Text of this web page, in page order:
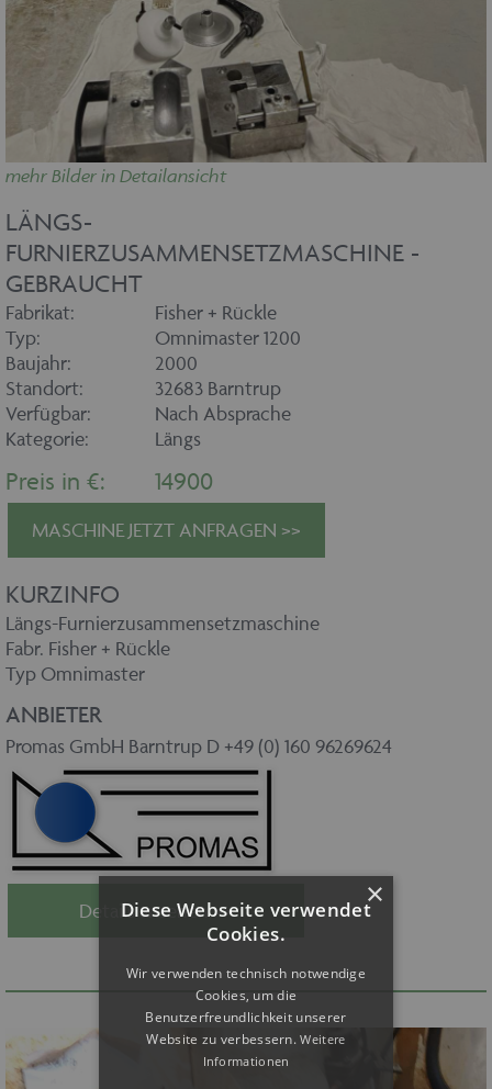
mehr Bilder in Detailansicht
LÄNGS-
FURNIERZUSAMMENSETZMASCHINE -
GEBRAUCHT
Fabrikat:
Fisher + Rückle
Typ:
Omnimaster 1200
Baujahr:
2000
Standort:
32683 Barntrup
Verfügbar:
Nach Absprache
Kategorie:
Längs
Preis in €: 14900
MASCHINE JETZT ANFRAGEN >>
KURZINFO
Längs-Furnierzusammensetzmaschine
Fabr. Fisher + Rückle
Typ Omnimaster
ANBIETER
Promas GmbH Barntrup D +49 (0) 160 96269624
Details ansehen >> ×
Diese Webseite verwendet
Cookies.
Wir verwenden technisch notwendige
Cookies, um die
Benutzerfreundlichkeit unserer
Website zu verbessern. Weitere
Informationen